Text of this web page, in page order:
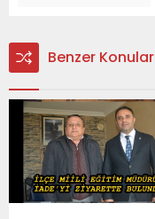
Benzer Konular